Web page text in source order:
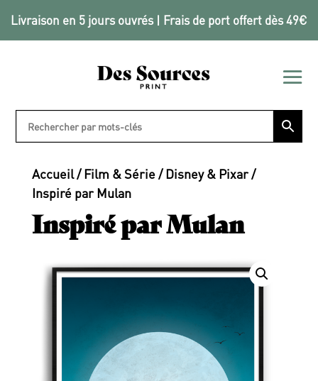
Livraison en 5 jours ouvrés | Frais de port offert dès 49€
Accueil/Film & Série/Disney & Pixar/
Inspiré par Mulan
Inspiré par Mulan